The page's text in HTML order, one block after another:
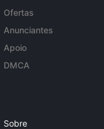
Ofertas
Anunciantes
Apoio
DMCA
Sobre